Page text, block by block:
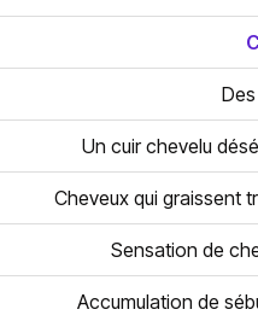
Un cuir chevelu
Cheveux qui graissent
Sensation de
Accumulation de